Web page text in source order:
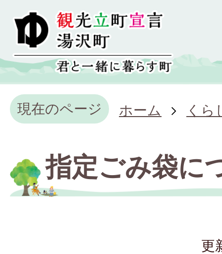
現在のページ ホーム くら
指定ごみ袋に
更